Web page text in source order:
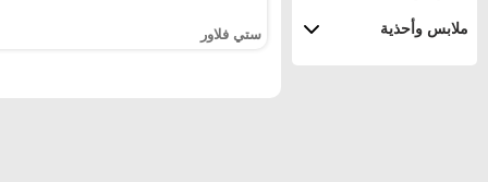
ملابس وأحذية ستي فلاور